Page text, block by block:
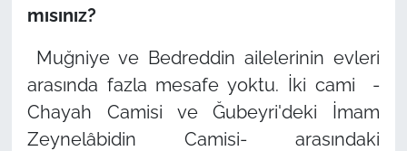
mısınız?
Muğniye ve Bedreddin ailelerinin evleri
arasında fazla mesafe yoktu. İki cami -
Chayah Camisi ve Ğubeyri'deki İmam
Zeynelâbidin Camisi- arasındaki